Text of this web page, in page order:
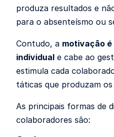
produza resultados e
para o absenteísmo ou
Contudo, a motivação
individual e cabe ao
estimula cada
táticas que produzam
As principais formas de
colaboradores são: